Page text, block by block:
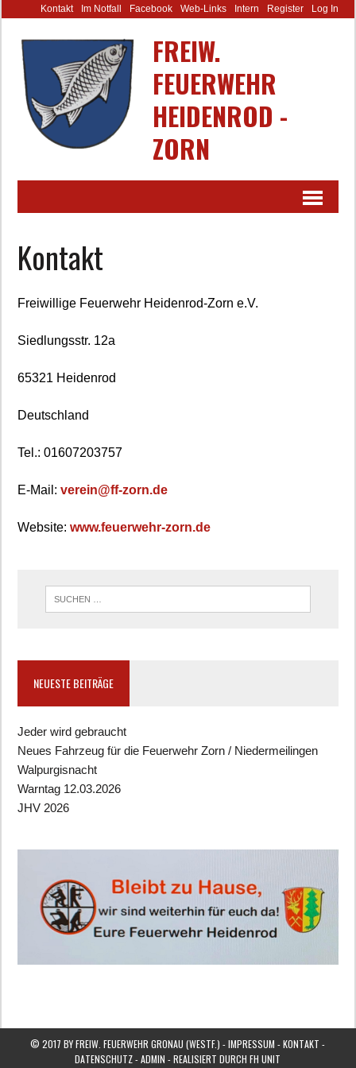
Kontakt Im Notfall Facebook Web-Links Intern Register Log In
FREIW.
FEUERWEHR
HEIDENROD -
ZORN
Kontakt
Freiwillige Feuerwehr Heidenrod-Zorn e.V.
Siedlungsstr. 12a
65321 Heidenrod
Deutschland
Tel.: 01607203757
E-Mail:verein@ff-zorn.de
Website:www.feuerwehr-zorn.de
NEUESTE BEITRÄGE
Jeder wird gebraucht
Neues Fahrzeug für die Feuerwehr Zorn / Niedermeilingen
Walpurgisnacht
Warntag 12.03.2026
JHV 2026
© 2017 BY FREIW. FEUERWEHR GRONAU (WESTF.) -IMPRESSUM -KONTAKT -
DATENSCHUTZ-ADMIN - REALISIERT DURCHFH UNIT